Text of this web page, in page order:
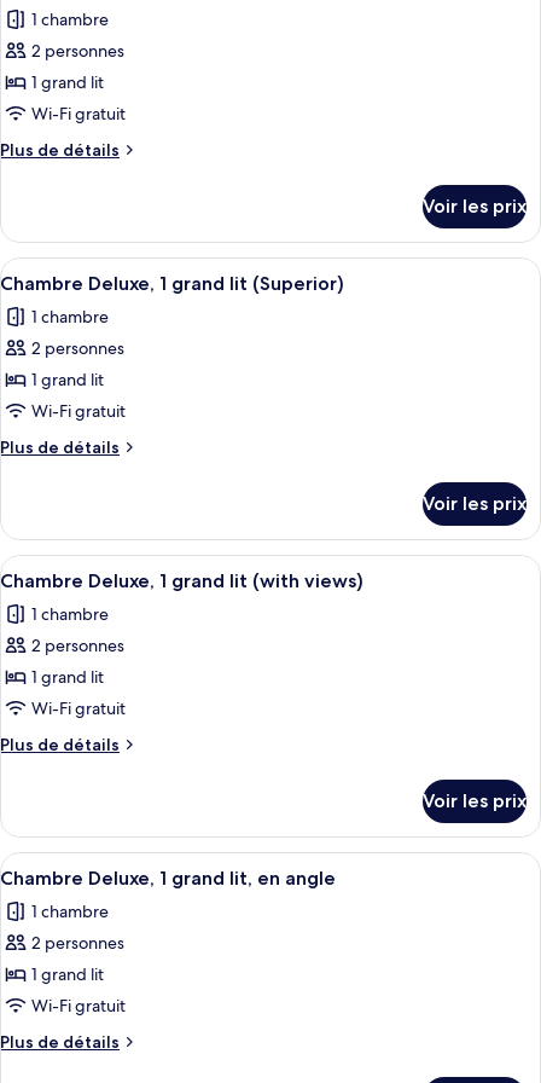
très
grand
lit,
vue
fleuve
Chambre
Présidentielle,
très
grand
vue
les
photos
pour
ce
type
de
Chambre
Deluxe,
1
grand
lit
1 chambre
2 personnes
1 grand lit
Wi-Fi gratuit
Plus de détails
Plus
le
type
de
Chambre
Deluxe,
grand
lit
Voir les prix
Afficher
toutes
les
photos
pour
ce
type
de
Chambre
Deluxe,
1
grand
lit
(Superior)
Une chambre d’hôtel moderne,
8
Chambre Deluxe, 1 grand lit (Superior)
1 chambre
2 personnes
1 grand lit
Wi-Fi gratuit
Plus de détails
Plus
le
type
de
Chambre
Deluxe,
grand
lit
Voir les prix
Afficher
toutes
les
photos
pour
ce
type
de
Chambre
Deluxe,
1
grand
lit
(with
views)
Une chambre d’hôtel moderne
5
Chambre Deluxe, 1 grand lit (with views)
1 chambre
2 personnes
1 grand lit
Wi-Fi gratuit
Plus de détails
Plus
le
type
de
Chambre
Deluxe,
grand
lit
views)
Voir les prix
Afficher
toutes
les
photos
pour
ce
type
de
Chambre Deluxe, 1 grand lit, en
5
Chambre Deluxe, 1 grand lit, en angle
1 chambre
2 personnes
1 grand lit
Wi-Fi gratuit
Plus de détails
Plus